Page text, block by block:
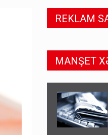
REKLAM
MANŞET